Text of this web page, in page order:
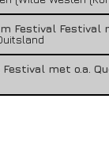
Festival Festival
met o.a.